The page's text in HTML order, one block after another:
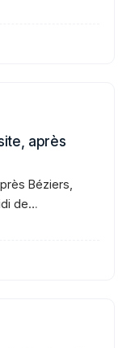
après
Béziers,
de…